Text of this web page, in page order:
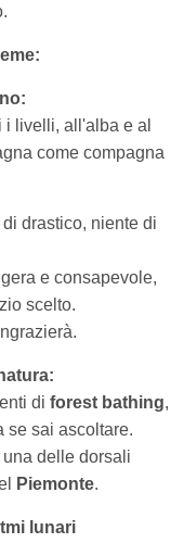
i livelli, all'alba e al
come compagna
di drastico, niente di
e consapevole,
scelto.
di forest bathing,
se sai ascoltare.
una delle dorsali
Piemonte.
lunari